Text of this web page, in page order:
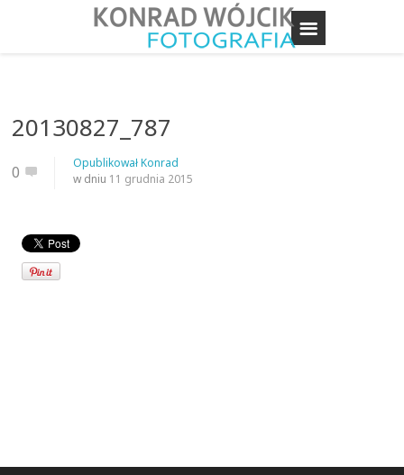
20130827_787
0 OpublikowałKonrad
w dniu 11 grudnia 2015